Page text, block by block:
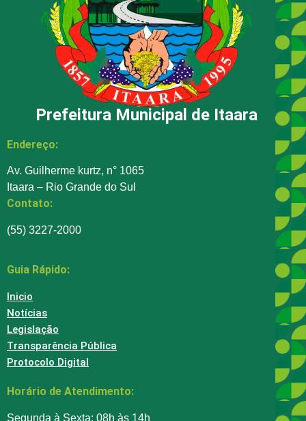
Prefeitura Municipal de Itaara
Endereço:
Av. Guilherme kurtz, n° 1065
Itaara – Rio Grande do Sul
Contato:
(55) 3227-2000
Guia Rápido:
Inicio
Notícias
Legislação
Transparência Pública
Protocolo Digital
Horário de Atendimento:
Segunda à Sexta: 08h às 14h